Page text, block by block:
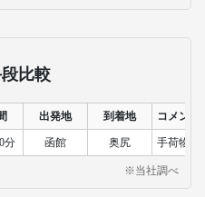
比較
出発地 到着地 コメント
分 函館 奥尻 手荷物検
※当社調べ